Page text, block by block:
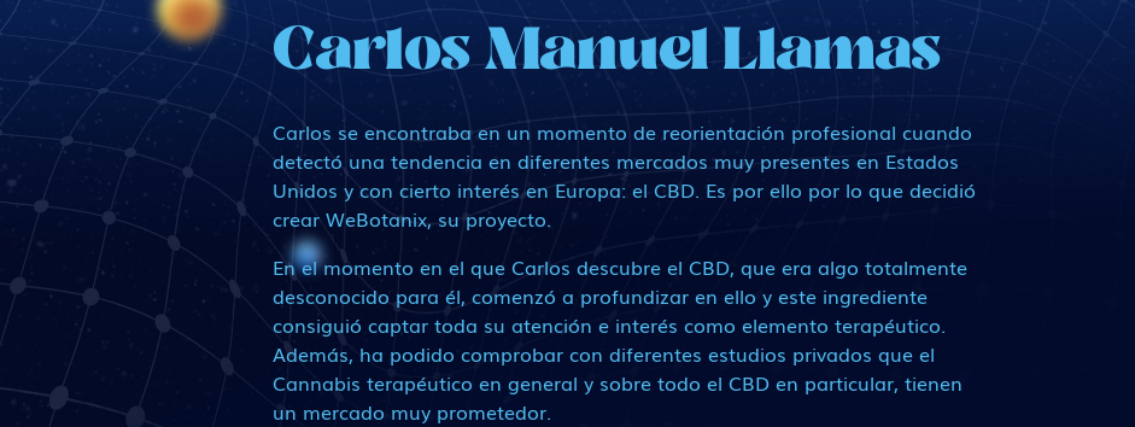
Carlos Manuel Llamas
Carlos se encontraba en un momento de reorientación profesional cuando
detectó una tendencia en diferentes mercados muy presentes en Estados
Unidos y con cierto interés en Europa: el CBD. Es por ello por lo que decidió
crear WeBotanix, su proyecto.
En el momento en el que Carlos descubre el CBD, que era algo totalmente
desconocido para él, comenzó a profundizar en ello y este ingrediente
consiguió captar toda su atención e interés como elemento terapéutico.
Además, ha podido comprobar con diferentes estudios privados que el
Cannabis terapéutico en general y sobre todo el CBD en particular, tienen
un mercado muy prometedor.